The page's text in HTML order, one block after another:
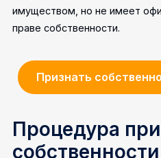
имуществом, но не имеет
праве собственности.
Признать
Процедура